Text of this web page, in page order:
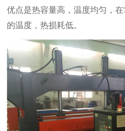
优点是热容量高，温度均匀，
的温度，热损耗低。